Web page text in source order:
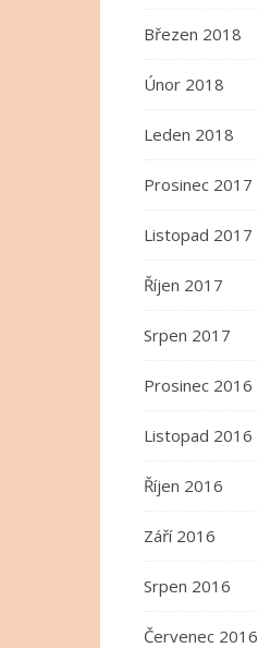
Březen 2018
Únor 2018
Leden 2018
Prosinec 2017
Listopad 2017
Říjen 2017
Srpen 2017
Prosinec 2016
Listopad 2016
Říjen 2016
Září 2016
Srpen 2016
Červenec 2016